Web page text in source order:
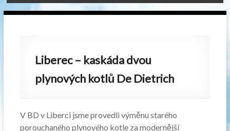
Liberec – kaskáda dvou
plynových kotlů De Dietrich
V BD v Liberci jsme provedli výměnu starého
porouchaného plynového kotle za modernější